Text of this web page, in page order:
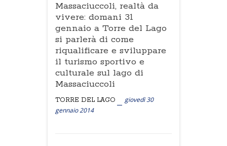
Massaciuccoli, realtà da
vivere: domani 31
gennaio a Torre del Lago
si parlerà di come
riqualificare e sviluppare
il turismo sportivo e
culturale sul lago di
Massaciuccoli
TORRE DEL LAGO
giovedì 30
gennaio 2014